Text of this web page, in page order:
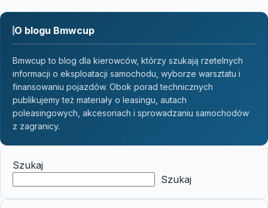
O blogu Bmwcup
Bmwcup to blog dla kierowców, którzy szukają rzetelnych
informacji o eksploatacji samochodu, wyborze warsztatu i
finansowaniu pojazdów. Obok porad technicznych
publikujemy też materiały o leasingu, autach
poleasingowych, akcesoriach i sprowadzaniu samochodów
z zagranicy.
Szukaj
Szukaj